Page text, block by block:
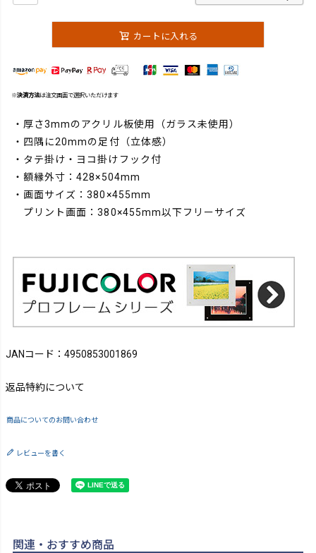
カートに入れる
※決済方法は注文画面で選択いただけます
・厚さ3mmのアクリル板使用（ガラス未使用）
・四隅に20mmの足付（立体感）
・タテ掛け・ヨコ掛けフック付
・額縁外寸：428×504mm
・画面サイズ：380×455mm
プリント画面：380×455mm以下フリーサイズ
JANコード：4950853001869
返品特約について
商品についてのお問い合わせ
レビューを書く
関連・おすすめ商品